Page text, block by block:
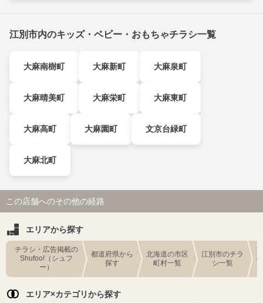
江別市内のキッズ・ベビー・おもちゃチラシ一覧
大麻南樹町 大麻新町 大麻泉町
大麻晴美町 大麻栄町 大麻東町
大麻高町 大麻園町 文京台緑町
大麻北町
この店舗へのその他の経路
エリアから探す
チラシ・広告掲載の
Shufoo!（シュフ
ー）
都道府県から
探す
北海道の市区
町村一覧
江別市のチラ
シ一覧
エリア×カテゴリから探す